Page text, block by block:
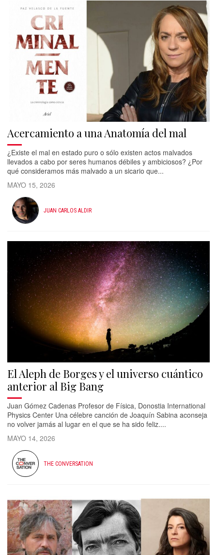
Acercamiento a una Anatomía del mal
¿Existe el mal en estado puro o sólo existen actos malvados
llevados a cabo por seres humanos débiles y ambiciosos? ¿Por
qué consideramos más malvado a un sicario que...
MAYO 15, 2026
JUAN CARLOS ALDIR
El Aleph de Borges y el universo cuántico
anterior al Big Bang
Juan Gómez Cadenas Profesor de Física, Donostia International
Physics Center Una célebre canción de Joaquín Sabina aconseja
no volver jamás al lugar en el que se ha sido feliz....
MAYO 14, 2026
THE CONVERSATION